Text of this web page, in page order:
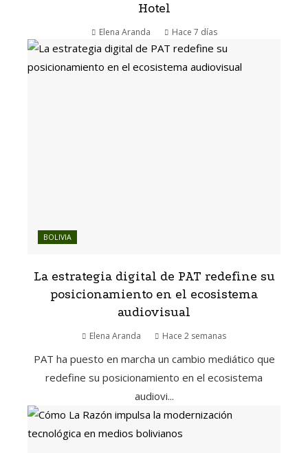
Hotel
Elena Aranda Hace 7 días
BOLIVIA
La estrategia digital de PAT redefine su
posicionamiento en el ecosistema
audiovisual
Elena Aranda Hace 2 semanas
PAT ha puesto en marcha un cambio mediático que
redefine su posicionamiento en el ecosistema
audiovi...